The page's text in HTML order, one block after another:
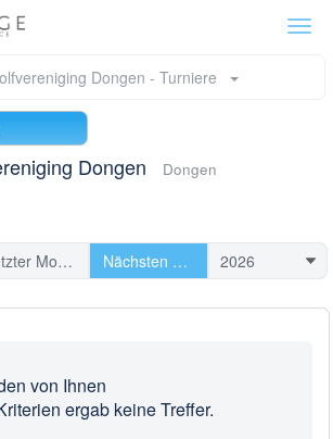
Dongen - Turniere
Dongen Dongen
Letzter Monat Nächsten Turniere
von Ihnen
ergab keine Treffer.